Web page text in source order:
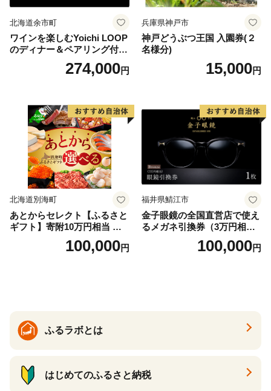
北海道余市町
ワインを楽しむYoichi LOOP
のディナー＆ペアリング付宿
泊プラン＜デラックスツイン
274,000円
兵庫県神戸市
神戸どうぶつ王国 入園券(２
名様分)
15,000円
北海道別海町
あとからセレクト【ふるさと
ギフト】寄附10万円相当 あ
とから選べる！ ギフト いく
ら ほたて 海鮮 牛肉 別海町
ギフト ふるさと納税 ）
100,000円
福井県鯖江市
金子眼鏡の全国直営店で使え
るメガネ引換券（3万円相
100,000円
ふるラボとは
はじめてのふるさと納税